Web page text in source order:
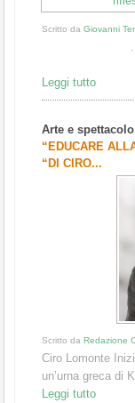
Scritto da Giovanni
Leggi tutto
Arte e spettacolo
“EDUCARE
“DI CIRO...
Scritto da Redazione
Ciro Lomonte
un’urna greca di
Leggi tutto